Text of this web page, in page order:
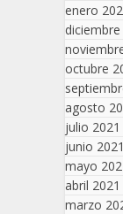
enero
diciembre
octubre
agosto
julio 2021
junio 2021
mayo
abril 2021
marzo